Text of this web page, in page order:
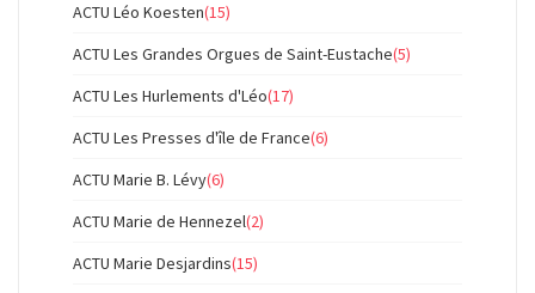
ACTU Léo Koesten(15)
ACTU Les Grandes Orgues de Saint-Eustache(5)
ACTU Les Hurlements d'Léo(17)
ACTU Les Presses d'île de France(6)
ACTU Marie B. Lévy(6)
ACTU Marie de Hennezel(2)
ACTU Marie Desjardins(15)